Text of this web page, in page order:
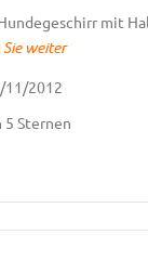
mit
Sie weiter
11/2012
5 Sternen